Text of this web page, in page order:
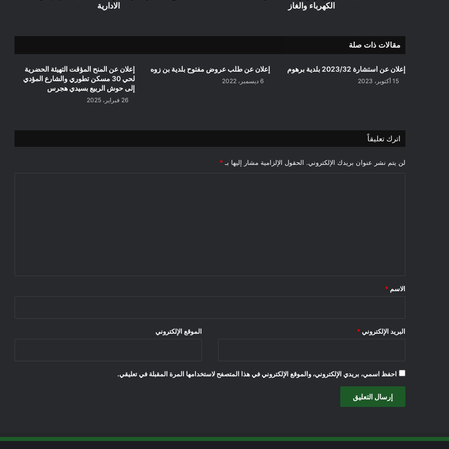
الكهرباء والغاز
الادارية
مقالات ذات صلة
إعلان عن استشارة 2023/32 بلدية برهوم
15 أكتوبر، 2023
إعلان عن طلب عروض مفتوح بلدية بن زوه
6 ديسمبر، 2022
إعلان عن المنح المؤقت التهيئة الحضرية
لحي 30 مسكن تطوري والشارع المؤدي
إلى حوش الربيع بسيدي هجرس
26 فبراير، 2025
اترك تعليقاً
لن يتم نشر عنوان بريدك الإلكتروني. الحقول الإلزامية مشار إليها بـ *
*
الاسم *
البريد الإلكتروني * الموقع الإلكتروني
احفظ اسمي، بريدي الإلكتروني، والموقع الإلكتروني في هذا المتصفح لاستخدامها المرة المقبلة في تعليقي.